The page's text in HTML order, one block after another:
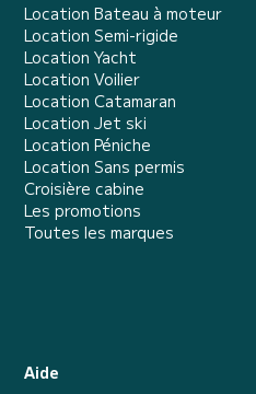
Location Bateau à moteur
Location Semi-rigide
Location Yacht
Location Voilier
Location Catamaran
Location Jet ski
Location Péniche
Location Sans permis
Croisière cabine
Les promotions
Toutes les marques
Aide